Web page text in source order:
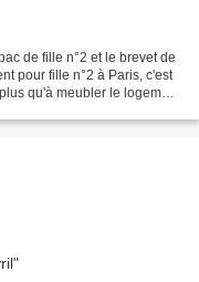
de fille n°2 et le brevet de
pour fille n°2 à Paris, c'est
qu'à meubler le logement